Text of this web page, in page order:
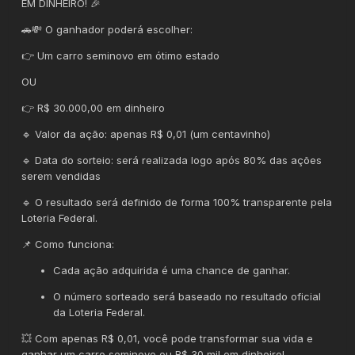
EM DINHEIRO! 🎉
🚗💸 O ganhador poderá escolher:
👉 Um carro seminovo em ótimo estado
OU
👉 R$ 30.000,00 em dinheiro
🔹 Valor da ação: apenas R$ 0,01 (um centavinho)
🔹 Data do sorteio: será realizada logo após 80% das ações
serem vendidas
🔹 O resultado será definido de forma 100% transparente pela
Loteria Federal.
📌 Como funciona:
Cada ação adquirida é uma chance de ganhar.
O número sorteado será baseado no resultado oficial
da Loteria Federal.
💥 Com apenas R$ 0,01, você pode transformar sua vida e